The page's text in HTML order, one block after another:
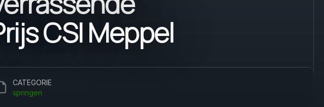
CSI Meppel
CATEGORIE
springen